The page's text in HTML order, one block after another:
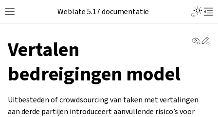
Weblate 5.17 documentatie
Vertalen
bedreigingen model
Uitbesteden of crowdsourcing van taken met vertalingen
aan derde partijen introduceert aanvullende risico’s voor